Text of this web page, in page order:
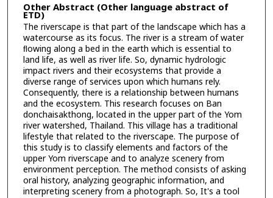
Other Abstract (Other language abstract of
ETD)
The riverscape is that part of the landscape which has a
watercourse as its focus. The river is a stream of water
ﬂowing along a bed in the earth which is essential to
land life, as well as river life. So, dynamic hydrologic
impact rivers and their ecosystems that provide a
diverse range of services upon which humans rely.
Consequently, there is a relationship between humans
and the ecosystem. This research focuses on Ban
donchaisakthong, located in the upper part of the Yom
river watershed, Thailand. This village has a traditional
lifestyle that related to the riverscape. The purpose of
this study is to classify elements and factors of the
upper Yom riverscape and to analyze scenery from
environment perception. The method consists of asking
oral history, analyzing geographic information, and
interpreting scenery from a photograph. So, It's a tool